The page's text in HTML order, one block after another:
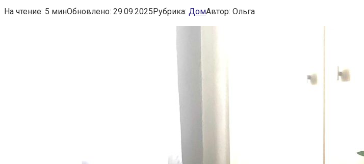
На чтение: 5 минОбновлено: 29.09.2025Рубрика: ДомАвтор: Ольга